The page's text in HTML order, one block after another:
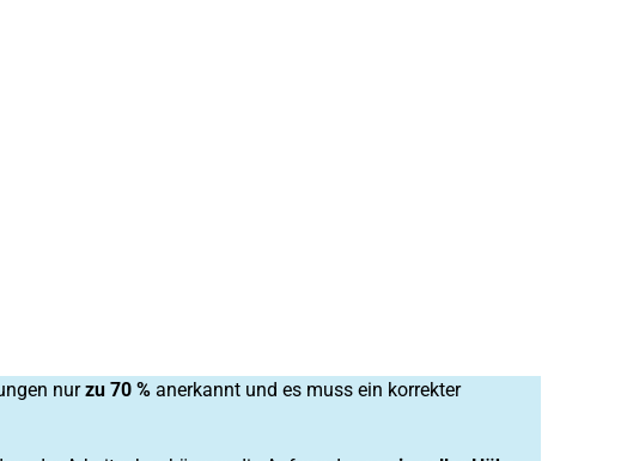
nurzu 70 %anerkannt und es muss ein korrekter